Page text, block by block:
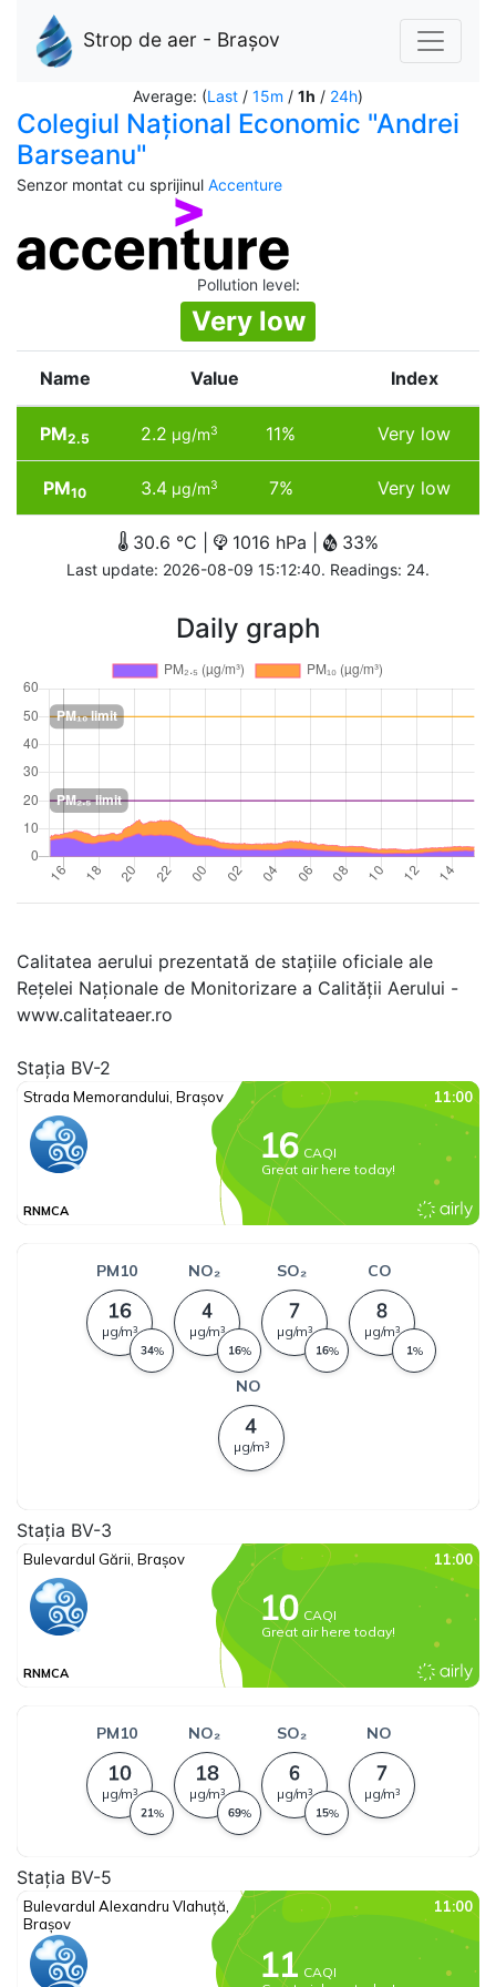
Strop de aer - Brașov
Average: (Last / 15m / 1h / 24h)
Colegiul Național Economic "Andrei
Barseanu"
Senzor montat cu sprijinul Accenture
Pollution level:
Very low
Name Value Index
PM2.5 2.2 µg/m3 11% Very low
PM10 3.4µg/m3 7% Very low
30.6 °C | 1016 hPa | 33%
Last update: 2026-08-09 15:12:40. Readings: 24.
Daily graph
Calitatea aerului prezentată de stațiile oficiale ale
Rețelei Naționale de Monitorizare a Calității Aerului -
www.calitateaer.ro
Stația BV-2
Stația BV-3
Stația BV-5